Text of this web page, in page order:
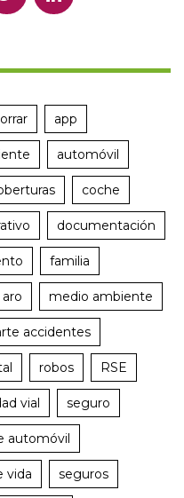
app
automóvil
coche
documentación
familia
medio ambiente
accidentes
robos RSE
vial seguro
automóvil
vida seguros